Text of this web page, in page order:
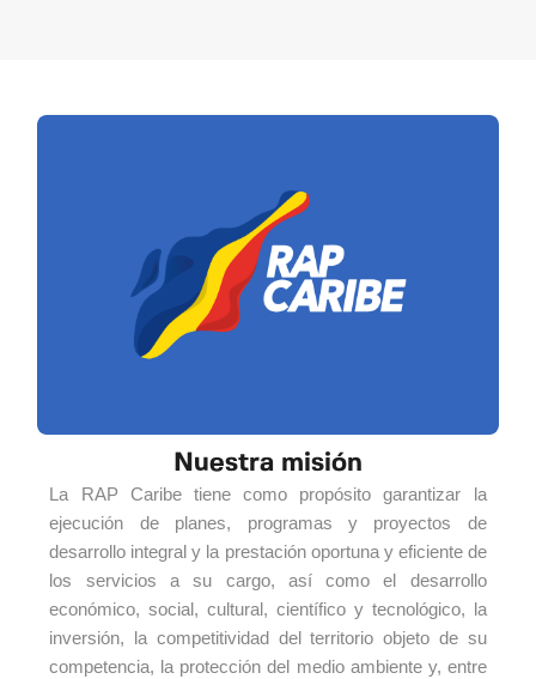
Nuestra misión
La RAP Caribe tiene como propósito garantizar la
ejecución de planes, programas y proyectos de
desarrollo integral y la prestación oportuna y eficiente de
los servicios a su cargo, así como el desarrollo
económico, social, cultural, científico y tecnológico, la
inversión, la competitividad del territorio objeto de su
competencia, la protección del medio ambiente y, entre